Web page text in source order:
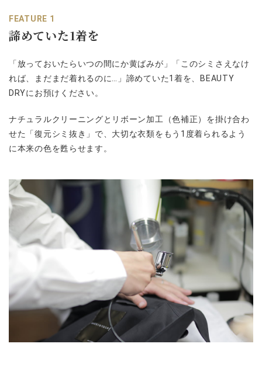
FEATURE 1
諦めていた1着を
「放っておいたらいつの間にか黄ばみが」「このシミさえなけ
れば、まだまだ着れるのに…」諦めていた1着を、BEAUTY
DRYにお預けください。
ナチュラルクリーニングとリボーン加工（色補正）を掛け合わ
せた「復元シミ抜き」で、大切な衣類をもう1度着られるよう
に本来の色を甦らせます。